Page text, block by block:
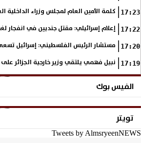
17:23 كلمة الأمين العام لمجلس وزراء الداخلية العرب بالمؤتمر العربي
17:22 إعلام إسرائيلي: مقتل جنديين في انفجار
17:20 مستشار الرئيس الفلسطيني: إسرائيل
17:19 نبيل فهمي يلتقي وزير خارجية الجزائر
الفيس بوك
تويتر
Tweets by AlmsryeenNEWS